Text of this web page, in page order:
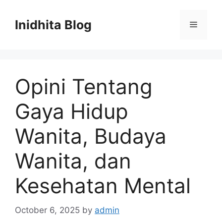
contentInidhita Blog Menu
Opini Tentang
Gaya Hidup
Wanita, Budaya
Wanita, dan
Kesehatan Mental
October 6, 2025 by admin